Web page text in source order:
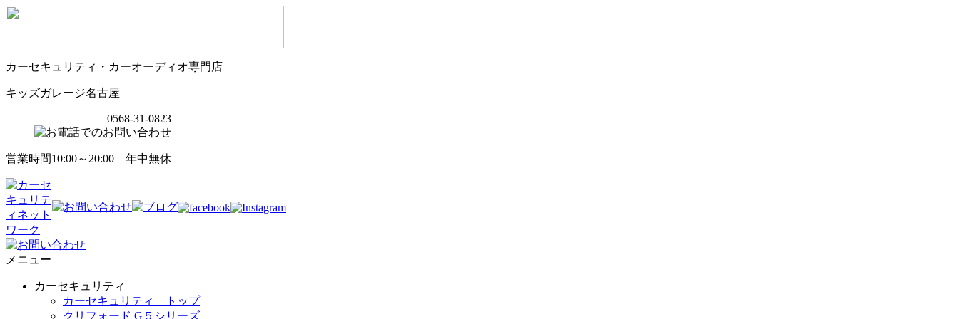
カーセキュリティ・カーオーディオ専門店
キッズガレージ名古屋
0568-31-0823
営業時間10:00～20:00 年中無休
メニュー
カーセキュリティ
カーセキュリティ トップ
クリフォード G５シリーズ